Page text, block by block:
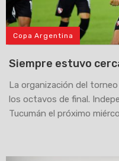
Copa Argentina
Siempre estuvo
La organización del
los octavos de final.
Tucumán el próximo